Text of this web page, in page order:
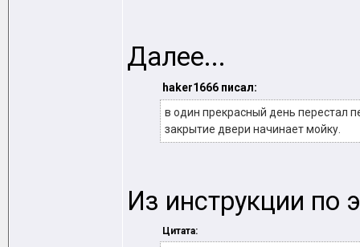
Далее...
haker1666 писал:
в один прекрасный день перестал
закрытие двери начинает мойку.
Из инструкции по
Цитата: